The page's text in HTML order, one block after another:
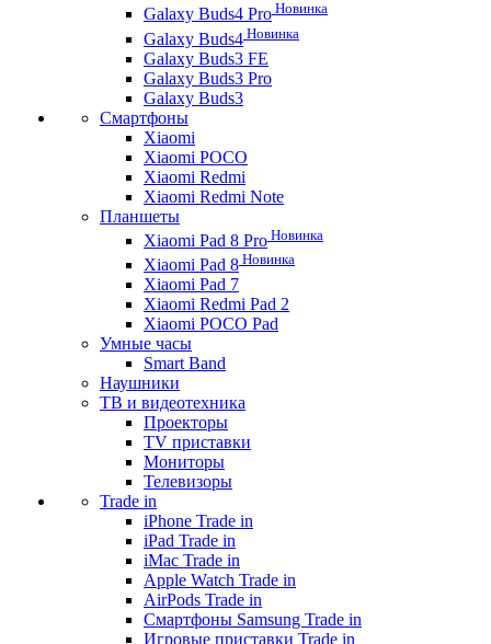
Galaxy Buds4 Pro Новинка
Galaxy Buds4 Новинка
Galaxy Buds3 FE
Galaxy Buds3 Pro
Galaxy Buds3
Смартфоны
Xiaomi
Xiaomi POCO
Xiaomi Redmi
Xiaomi Redmi Note
Планшеты
Xiaomi Pad 8 Pro Новинка
Xiaomi Pad 8 Новинка
Xiaomi Pad 7
Xiaomi Redmi Pad 2
Xiaomi POCO Pad
Умные часы
Smart Band
Наушники
ТВ и видеотехника
Проекторы
TV приставки
Мониторы
Телевизоры
Trade in
iPhone Trade in
iPad Trade in
iMac Trade in
Apple Watch Trade in
AirPods Trade in
Смартфоны Samsung Trade in
Игровые приставки Trade in